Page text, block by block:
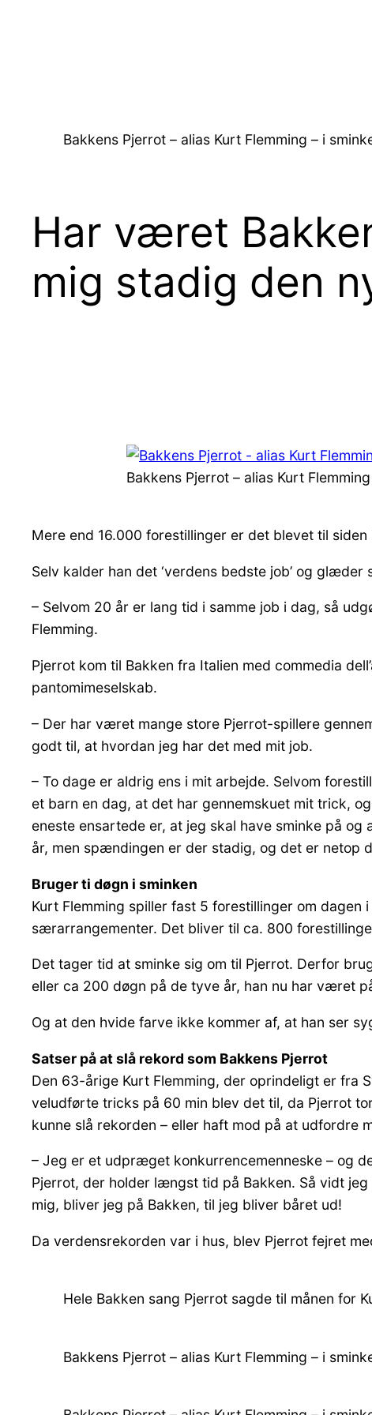
Bakkens Pjerrot – alias Kurt Flemming – i
Har været
mig stadig den
Bakkens Pjerrot – alias Kurt
Mere end 16.000 forestillinger er det blevet til
Selv kalder han det ‘verdens bedste job’ og
– Selvom 20 år er lang tid i samme job i dag, så
Flemming.
Pjerrot kom til Bakken fra Italien med commedia
pantomimeselskab.
– Der har været mange store Pjerrot-spillere
godt til, at hvordan jeg har det med mit job.
– To dage er aldrig ens i mit arbejde. Selvom
et barn en dag, at det har gennemskuet mit trick,
eneste ensartede er, at jeg skal have sminke på
år, men spændingen er der stadig, og det er netop
Bruger ti døgn i sminken
Kurt Flemming spiller fast 5 forestillinger om
særarrangementer. Det bliver til ca. 800
Det tager tid at sminke sig om til Pjerrot. Derfor
eller ca 200 døgn på de tyve år, han nu har været
Og at den hvide farve ikke kommer af, at han ser
Satser på at slå rekord som Bakkens Pjerrot
Den 63-årige Kurt Flemming, der oprindeligt er fra
veludførte tricks på 60 min blev det til, da Pjerrot
kunne slå rekorden – eller haft mod på at udfordre
– Jeg er et udpræget konkurrencemenneske – og
Pjerrot, der holder længst tid på Bakken. Så vidt
mig, bliver jeg på Bakken, til jeg bliver båret ud!
Da verdensrekorden var i hus, blev Pjerrot fejret
Hele Bakken sang Pjerrot sagde til månen for
Bakkens Pjerrot – alias Kurt Flemming – i